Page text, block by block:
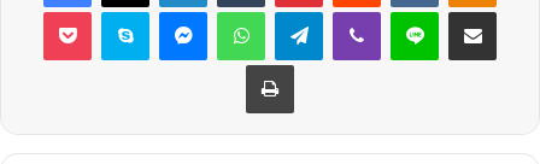
Pocket Skype MessengerWhatsAppTelegramViber Line E-Posta ile
Yazdır